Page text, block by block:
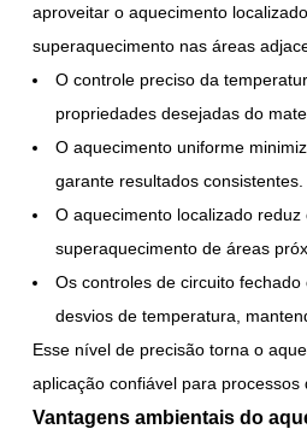
aproveitar o aquecimento
superaquecimento nas áreas
O controle preciso da
propriedades desejadas do
O aquecimento uniforme
garante resultados consistentes.
O aquecimento localizado reduz
superaquecimento de áreas
Os controles de circuito
desvios de temperatura,
Esse nível de precisão torna o
aplicação confiável para processos
Vantagens ambientais do